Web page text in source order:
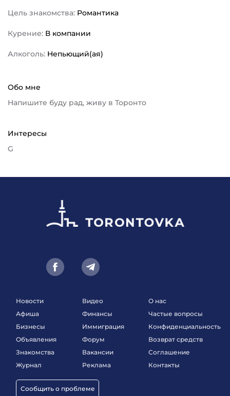
Цель знакомства: Романтика
Курение: В компании
Алкоголь: Непьющий(ая)
Обо мне
Напишите буду рад, живу в Торонто
Интересы
G
Новости
Афиша
Бизнесы
Объявления
Знакомства
Журнал
Сообщить о проблеме
Видео
Финансы
Иммиграция
Форум
Вакансии
Реклама
О нас
Частые вопросы
Конфиденциальность
Возврат средств
Соглашение
Контакты